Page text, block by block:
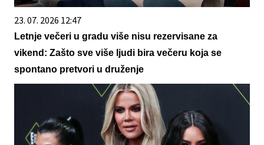
23. 07. 2026 12:47
Letnje večeri u gradu više nisu rezervisane za
vikend: Zašto sve više ljudi bira večeru koja se
spontano pretvori u druženje